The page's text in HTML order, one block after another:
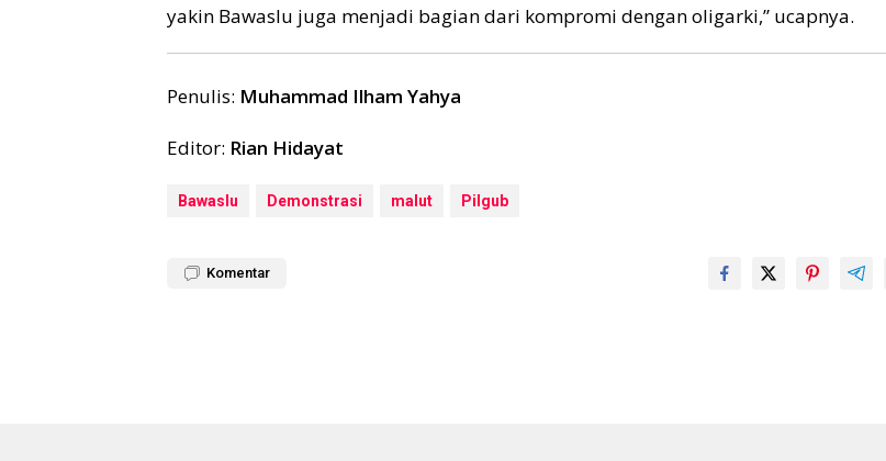
yakin Bawaslu juga menjadi bagian dari kompromi dengan oligarki,” ucapnya.
Penulis: Muhammad Ilham Yahya
Editor: Rian Hidayat
Bawaslu Demonstrasi malut Pilgub
Komentar